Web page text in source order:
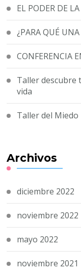
EL PODER DE
¿PARA QUÉ
CONFERENCIA
Taller descubre
vida
Taller del Miedo
Archivos
diciembre 2022
noviembre 2022
mayo 2022
noviembre 2021